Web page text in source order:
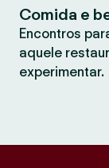
Comida e
Encontros
aquele
experimentar.